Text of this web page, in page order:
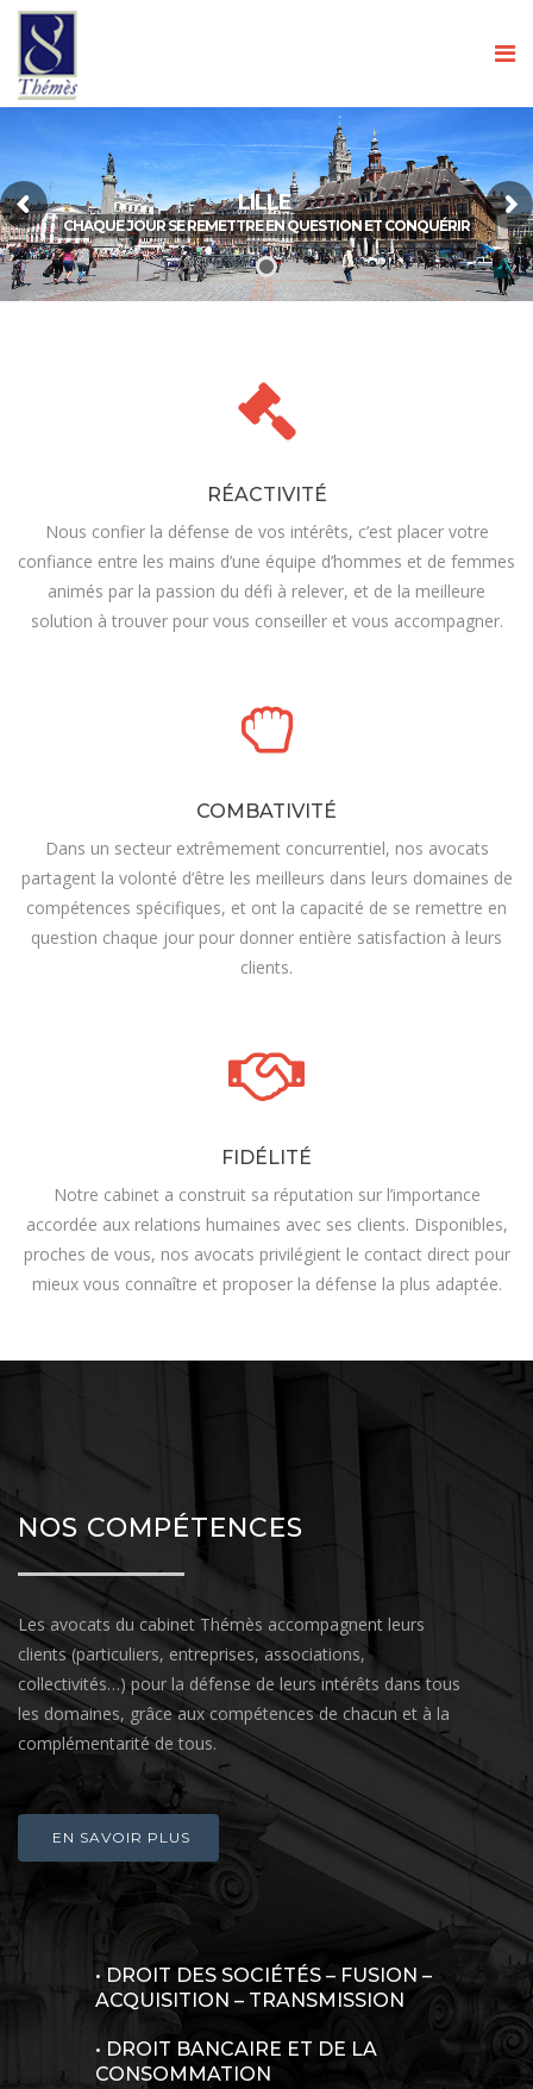
CHAQUE JOUR SE REMETTRE EN QUESTION ET CONQUÉRIR
LILLE
RÉACTIVITÉ
Nous confier la défense de vos intérêts, c’est placer votre
confiance entre les mains d’une équipe d’hommes et de femmes
animés par la passion du défi à relever, et de la meilleure
solution à trouver pour vous conseiller et vous accompagner.
COMBATIVITÉ
Dans un secteur extrêmement concurrentiel, nos avocats
partagent la volonté d’être les meilleurs dans leurs domaines de
compétences spécifiques, et ont la capacité de se remettre en
question chaque jour pour donner entière satisfaction à leurs
clients.
FIDÉLITÉ
Notre cabinet a construit sa réputation sur l’importance
accordée aux relations humaines avec ses clients. Disponibles,
proches de vous, nos avocats privilégient le contact direct pour
mieux vous connaître et proposer la défense la plus adaptée.
NOS COMPÉTENCES
Les avocats du cabinet Thémès accompagnent leurs
clients (particuliers, entreprises, associations,
collectivités…) pour la défense de leurs intérêts dans tous
les domaines, grâce aux compétences de chacun et à la
complémentarité de tous.
EN SAVOIR PLUS
• DROIT DES SOCIÉTÉS – FUSION –
ACQUISITION – TRANSMISSION
• DROIT BANCAIRE ET DE LA
CONSOMMATION